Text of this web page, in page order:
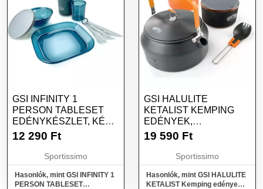
GSI INFINITY 1
PERSON TABLESET
EDÉNYKÉSZLET, KÉK,
MÉRET
12 290 Ft
Sportissimo
Hasonlók, mint GSI INFINITY 1
PERSON TABLESET
GSI HALULITE
KETALIST KEMPING
EDÉNYEK,
SÖTÉTSZÜRKE,
19 590 Ft
Sportissimo
Hasonlók, mint GSI HALULITE
KETALIST Kemping edények,